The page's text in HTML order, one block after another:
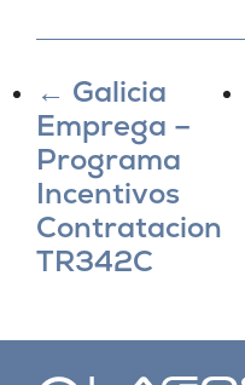
← Galicia
Emprega –
Programa
Incentivos
Contratacion
TR342C